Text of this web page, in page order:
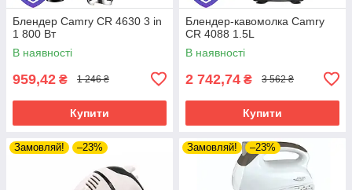
Блендер Camry CR 4630 3 in
1 800 Вт
В наявності
959,42 ₴ 1 246 ₴
Купити
Блендер-кавомолка Camry
CR 4088 1.5L
В наявності
2 742,74 ₴ 3 562 ₴
Купити
Замовляй! –23% Замовляй! –23%